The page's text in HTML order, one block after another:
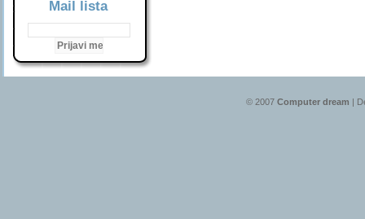
Mail lista
© 2007 Computer dream |